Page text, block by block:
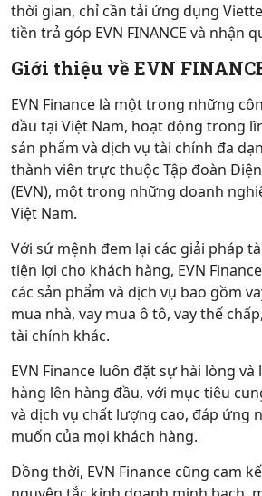
thời gian, chỉ cần tải ứng dụng
tiền trả góp EVN FINANCE và nhận
Giới thiệu về EVN
EVN Finance là một trong những
đầu tại Việt Nam, hoạt động trong
sản phẩm và dịch vụ tài chính đa
thành viên trực thuộc Tập đoàn
(EVN), một trong những doanh
Việt Nam.
Với sứ mệnh đem lại các giải pháp
tiện lợi cho khách hàng, EVN
các sản phẩm và dịch vụ bao gồm
mua nhà, vay mua ô tô, vay thế
tài chính khác.
EVN Finance luôn đặt sự hài lòng và
hàng lên hàng đầu, với mục tiêu
và dịch vụ chất lượng cao, đáp ứng
muốn của mọi khách hàng.
Đồng thời, EVN Finance cũng cam